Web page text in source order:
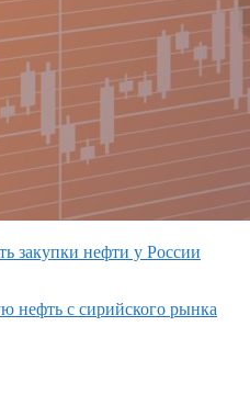
закупки нефти у России
с сирийского рынка